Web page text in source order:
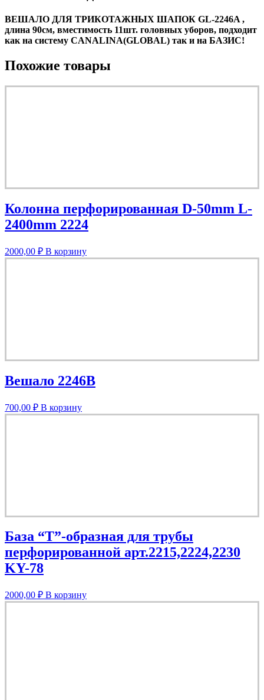
ВЕШАЛО ДЛЯ ТРИКОТАЖНЫХ ШАПОК GL-2246A ,
длина 90см, вместимость 11шт. головных уборов, подходит
как на систему CANALINA(GLOBAL) так и на БАЗИС!
Похожие товары
Колонна перфорированная D-50mm L-
2400mm 2224
2000,00 ₽ В корзину
Вешало 2246B
700,00 ₽ В корзину
База “T”-образная для трубы
перфорированной арт.2215,2224,2230
KY-78
2000,00 ₽ В корзину